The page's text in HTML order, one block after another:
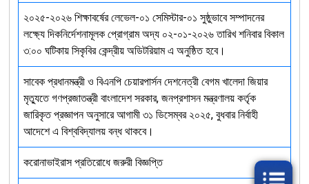
২০২৫-২০২৬ শিক্ষাবর্ষের লেভেল-০১ সেমিস্টার-০১ সুষ্ঠুভাবে সম্পাদনের
লক্ষ্যে দিকনির্দেশনামূলক প্রোগ্রাম অদ্য ০২-০১-২০২৬ তারিখ শনিবার বিকাল
৩:০০ ঘটিকায় সিকৃবির কেন্দ্রীয় অডিটরিয়াম এ অনুষ্ঠিত হবে।
সাবেক প্রধানমন্ত্রী ও বিএনপি চেয়ারপার্সন দেশনেত্রী বেগম খালেদা জিয়ার
মৃত্যুতে গণপ্রজাতন্ত্রী বাংলাদেশ সরকার, জনপ্রশাসন মন্ত্রণালয় কর্তৃক
জারিকৃত প্রজ্ঞাপন অনুসারে আগামী ৩১ ডিসেম্বর ২০২৫, বুধবার নির্বাহী
আদেশে এ বিশ্ববিদ্যালয় বন্ধ থাকবে।
করোনাভাইরাস প্রতিরোধে জরুরী বিজ্ঞপ্তি